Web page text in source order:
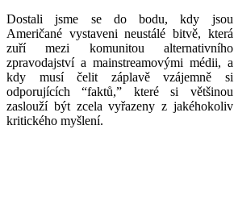
Dostali jsme se do bodu, kdy jsou
Američané vystaveni neustálé bitvě, která
zuří mezi komunitou alternativního
zpravodajství a mainstreamovými médii, a
kdy musí čelit záplavě vzájemně si
odporujících “faktů,” které si většinou
zaslouží být zcela vyřazeny z jakéhokoliv
kritického myšlení.